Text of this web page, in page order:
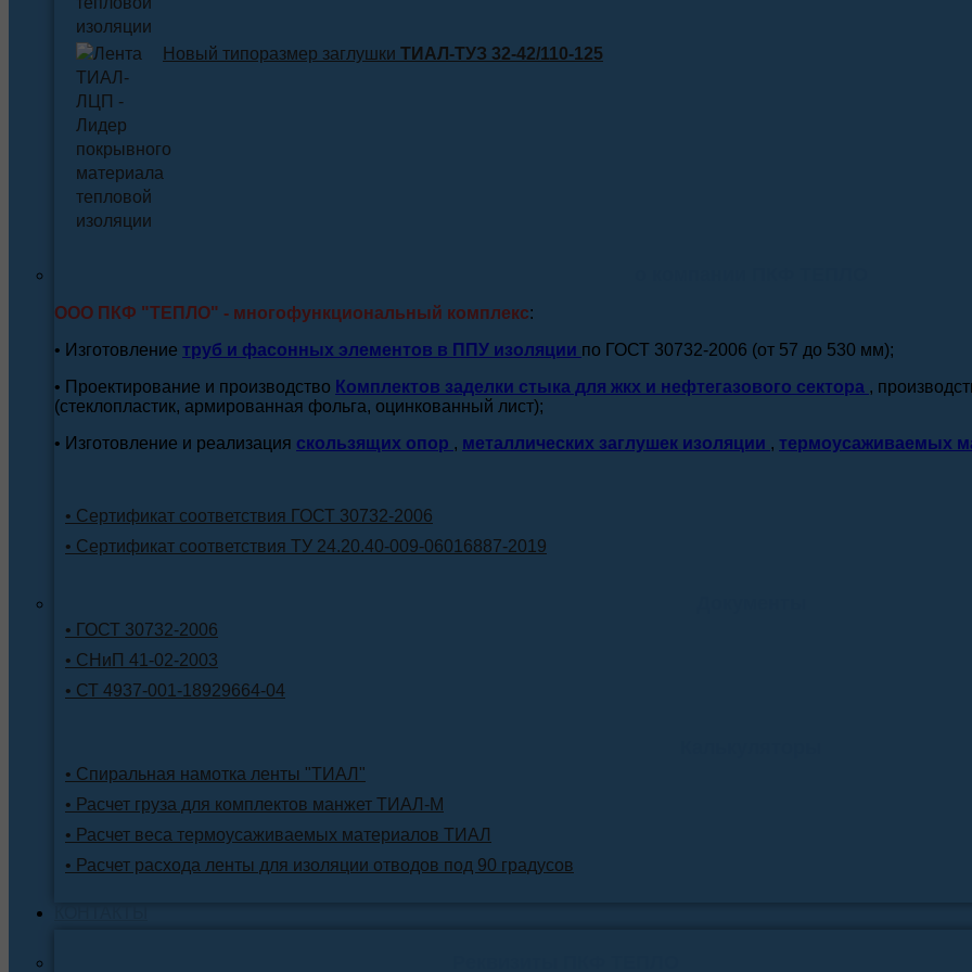
Новый типоразмер заглушки ТИАЛ-ТУЗ 32-42/110-125
ООО ПКФ "ТЕПЛО" - многофункциональный комплекс:
• Изготовление труб и фасонных элементов в ППУ изоляции по ГОСТ 30732-2006 (от 57 до 530 мм);
• Проектирование и производство Комплектов заделки стыка для жкх и нефтегазового сектора ,
(стеклопластик, армированная фольга, оцинкованный лист);
• Изготовление и реализация скользящих опор , металлических заглушек изоляции , термоусаживаемых
• Сертификат соответствия ГОСТ 30732-2006
• Сертификат соответствия ТУ 24.20.40-009-06016887-2019
• ГОСТ 30732-2006
• СНиП 41-02-2003
• СТ 4937-001-18929664-04
• Спиральная намотка ленты "ТИАЛ"
• Расчет груза для комплектов манжет ТИАЛ-М
• Расчет веса термоусаживаемых материалов ТИАЛ
• Расчет расхода ленты для изоляции отводов под 90 градусов